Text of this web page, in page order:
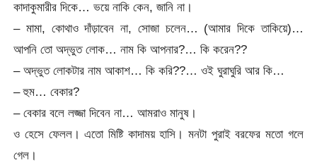
কাদাকুমারীর দিকে… ভয়ে নাকি কেন, জানি না।
– মামা, কোথাও দাঁড়াবেন না, সোজা চলেন… (আমার দিকে তাকিয়ে)…
আপনি তো অদ্ভুত লোক… নাম কি আপনার?… কি করেন??
– অদ্ভুত লোকটার নাম আকাশ… কি করি??… ওই ঘুরাঘুরি আর কি…
– হুম… বেকার?
– বেকার বলে লজ্জা দিবেন না… আমরাও মানুষ।
ও হেসে ফেলল। এতো মিষ্টি কাদাময় হাসি। মনটা পুরাই বরফের মতো গলে
গেল।